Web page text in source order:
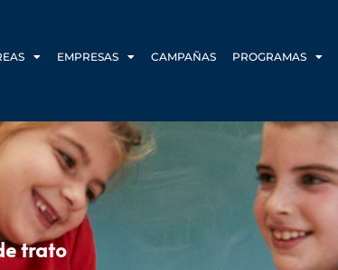
EMPRESAS CAMPAÑAS PROGRAMAS
trato